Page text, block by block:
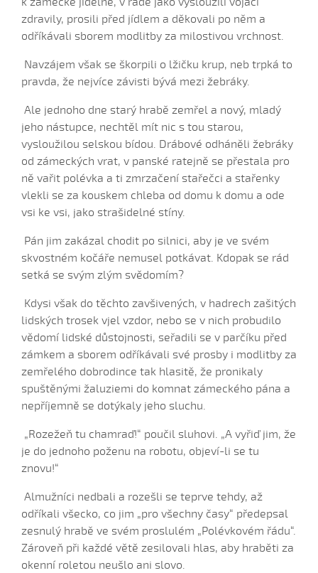
Chovali ňa maměnka
Chovali ně maměnka...
Chovaly ně maměnka (Tereza Hůsková, 2004)
Čí sú to husy na tej vodě
Čí to husičky na tej vodě (Štěpánka Králová, 2004)
Čí to lúčka nekosená...
Čí že sú to koně ve dvoře (David Hofman, 2004)
Čí že sú to koně, žádný s nima neore (Martin Pěcha,
Cigáné, cigáné (Anna Maňásková, 2005)
Co sa stalo na Stráni pri bráně (Alena Mimochodková,
Daj ně, Bože, vědět (Lucie Rybnikářová, 2009)
Daj, Pán Bůh, deštíčka (Marek Pavlica, 2010)
Dívča, dívča...
Do kosteła zvónili...
Dycky ně maměnka říkávala (Fornůsková Barbora,
2010)
Dycky sa starali (Patrik Matušina, 2006)
Dycky sem....
Dycky sem sa...
Dycky sem sa dívávala...
Dycky sem ti říkávala (Elsnerová Klára, 2010)
Dyž sa voják na téj vojně (Antonín Bruštík, 2004)
Ej, až budu
zdravily, prosili před jídlem a děkovali po něm a
odříkávali sborem modlitby za milostivou vrchnost.
Navzájem však se škorpili o lžičku krup, neb trpká to
pravda, že nejvíce závisti bývá mezi žebráky.
Ale jednoho dne starý hrabě zemřel a nový, mladý
jeho nástupce, nechtěl mít nic s tou starou,
vysloužilou selskou bídou. Drábové odháněli žebráky
od zámeckých vrat, v panské ratejně se přestala pro
ně vařit polévka a ti zmrzačení stařečci a stařenky
vlekli se za kouskem chleba od domu k domu a ode
vsi ke vsi, jako strašidelné stíny.
Pán jim zakázal chodit po silnici, aby je ve svém
skvostném kočáře nemusel potkávat. Kdopak se rád
setká se svým zlým svědomím?
Kdysi však do těchto zavšivených, v hadrech zašitých
lidských trosek vjel vzdor, nebo se v nich probudilo
vědomí lidské důstojnosti, seřadili se v parčíku před
zámkem a sborem odříkávali své prosby i modlitby za
zemřelého dobrodince tak hlasitě, že pronikaly
spuštěnými žaluziemi do komnat zámeckého pána a
nepříjemně se dotýkaly jeho sluchu.
„Rozežeň tu chamraď!“ poučil sluhovi. „A vyřiď jim, že
je do jednoho poženu na robotu, objeví-li se tu
znovu!“
Almužníci nedbali a rozešli se teprve tehdy, až
odříkali všecko, co jim „pro všechny časy“ předepsal
zesnulý hrabě ve svém proslulém „Polévkovém řádu“.
Zároveň při každé větě zesilovali hlas, aby hraběti za
okenní roletou neušlo ani slovo.